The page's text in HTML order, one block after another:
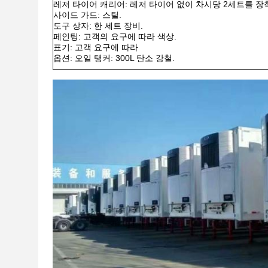
레저 타이어 캐리어: 레저 타이어 없이 차시당 2세트를 장
사이드 가드: 스틸.
도구 상자: 한 세트 장비.
페인팅: 고객의 요구에 따라 색상.
표기: 고객 요구에 따라
옵션: 오일 탱커: 300L 탄소 강철.